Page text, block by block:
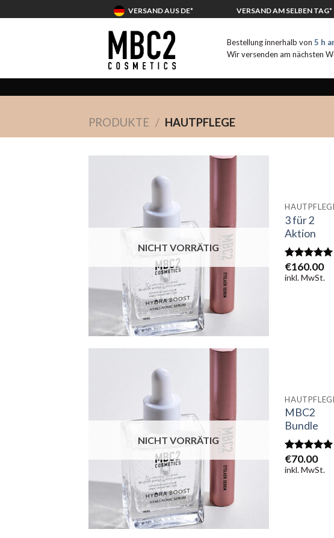
to
VERSAND AUS DE* VERSAND AM SELBEN TAG*
Bestellung innerhalb von 5 h
Wir versenden am nächsten
PRODUKTE / HAUTPFLEGE
NICHT VORRÄTIG
3 für 2
Aktion
5.00out of
5
€160.00
inkl. MwSt.
NICHT VORRÄTIG
MBC2
Bundle
5.00out of
5
€70.00
inkl. MwSt.